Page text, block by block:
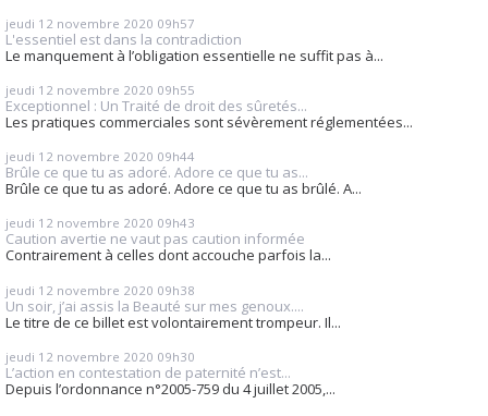
jeudi 12 novembre 2020 09h57
L'essentiel est dans la contradiction
Le manquement à l’obligation essentielle ne suffit pas à...
jeudi 12 novembre 2020 09h55
Exceptionnel : Un Traité de droit des sûretés...
Les pratiques commerciales sont sévèrement réglementées...
jeudi 12 novembre 2020 09h44
Brûle ce que tu as adoré. Adore ce que tu as...
Brûle ce que tu as adoré. Adore ce que tu as brûlé. A...
jeudi 12 novembre 2020 09h43
Caution avertie ne vaut pas caution informée
Contrairement à celles dont accouche parfois la...
jeudi 12 novembre 2020 09h38
Un soir, j’ai assis la Beauté sur mes genoux....
Le titre de ce billet est volontairement trompeur. Il...
jeudi 12 novembre 2020 09h30
L’action en contestation de paternité n’est...
Depuis l’ordonnance n°2005-759 du 4 juillet 2005,...